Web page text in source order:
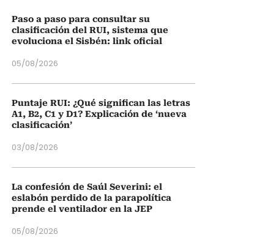
Paso a paso para consultar su
clasificación del RUI, sistema que
evoluciona el Sisbén: link oficial
05/08/2026
Puntaje RUI: ¿Qué significan las letras
A1, B2, C1 y D1? Explicación de ‘nueva
clasificación’
03/08/2026
La confesión de Saúl Severini: el
eslabón perdido de la parapolítica
prende el ventilador en la JEP
05/08/2026